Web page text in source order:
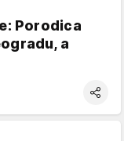
Porodica
a